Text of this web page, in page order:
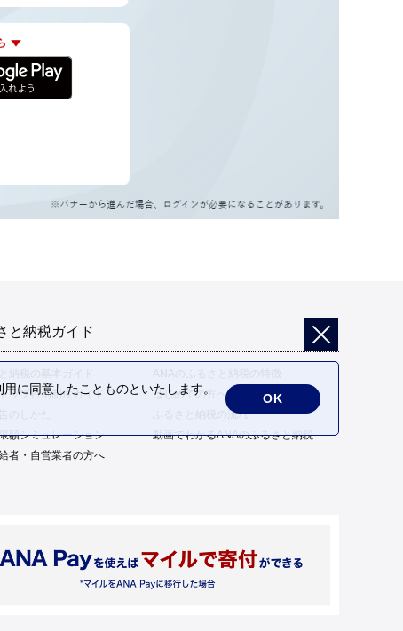
と納税ガイド
納税の基本ガイド
ANAのふるさと納税の特徴
ップ特例制度ガイド
はじめての方へ
ふるさと納税の流れ
額シミュレーション
動画でわかるANAのふるさと納税
者・自営業者の方へ
に同意したことものといたします。
OK